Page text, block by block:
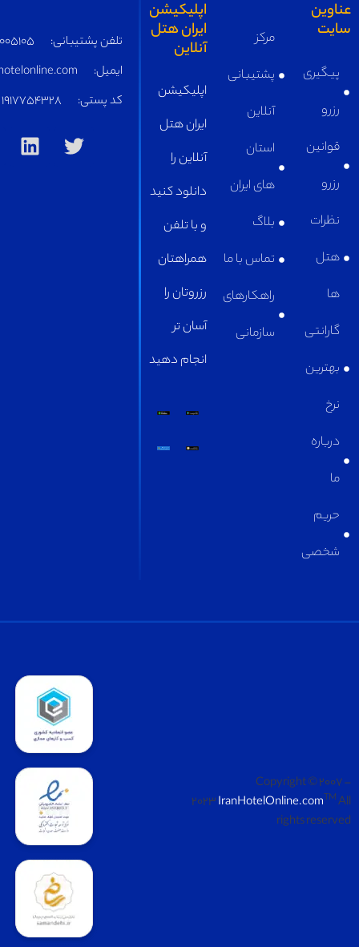
تلفن پشتیبانی:
05191005105
ایمیل:
supply@iranhotelonline.com
1917754328